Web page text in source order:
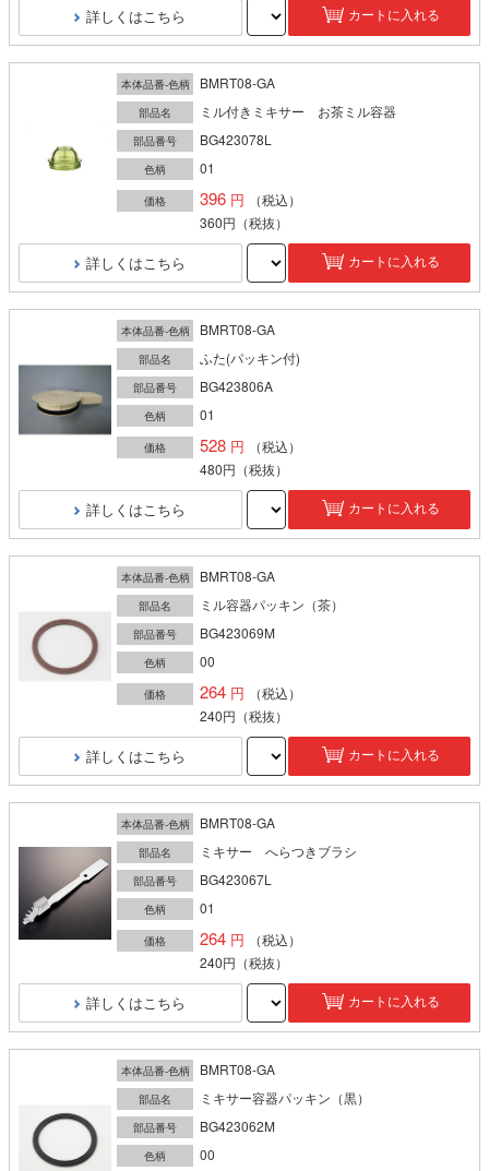
詳しくはこちら カートに入れる
本体品番-色柄 BMRT08-GA
部品名 ミル付きミキサー お茶ミル容器
部品番号 BG423078L
色柄 01
価格 396
（税込）
360円 （税抜）
詳しくはこちら カートに入れる
本体品番-色柄 BMRT08-GA
部品名 ふた(パッキン付)
部品番号 BG423806A
色柄 01
価格 528
（税込）
480円 （税抜）
詳しくはこちら カートに入れる
本体品番-色柄 BMRT08-GA
部品名 ミル容器パッキン（茶）
部品番号 BG423069M
色柄 00
価格 264
（税込）
240円 （税抜）
詳しくはこちら カートに入れる
本体品番-色柄 BMRT08-GA
部品名 ミキサー へらつきブラシ
部品番号 BG423067L
色柄 01
価格 264
（税込）
240円 （税抜）
詳しくはこちら カートに入れる
本体品番-色柄 BMRT08-GA
部品名 ミキサー容器パッキン（黒）
部品番号 BG423062M
色柄 00